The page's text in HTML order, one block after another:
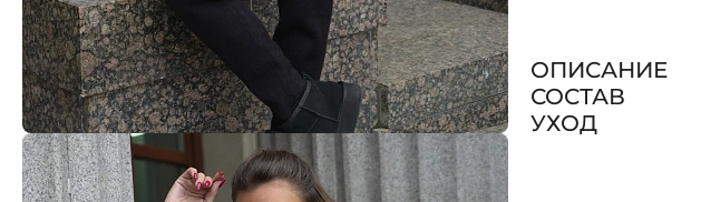
ОПИСАНИЕ
СОСТАВ
УХОД